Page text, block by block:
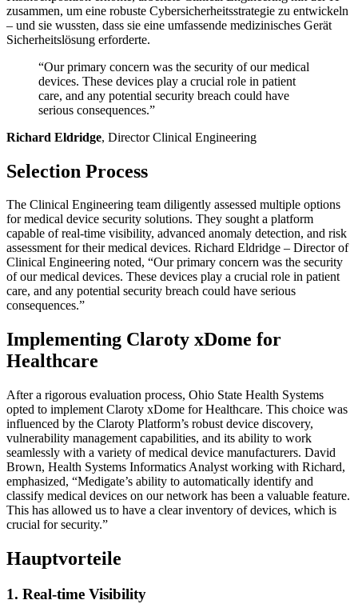
zusammen, um eine robuste Cybersicherheitsstrategie zu entwickeln
– und sie wussten, dass sie eine umfassende medizinisches Gerät
Sicherheitslösung erforderte.
“Our primary concern was the security of our medical
devices. These devices play a crucial role in patient
care, and any potential security breach could have
serious consequences.”
Richard Eldridge, Director Clinical Engineering
Selection Process
The Clinical Engineering team diligently assessed multiple options
for medical device security solutions. They sought a platform
capable of real-time visibility, advanced anomaly detection, and risk
assessment for their medical devices. Richard Eldridge – Director of
Clinical Engineering noted, “Our primary concern was the security
of our medical devices. These devices play a crucial role in patient
care, and any potential security breach could have serious
consequences.”
Implementing Claroty xDome for
Healthcare
After a rigorous evaluation process, Ohio State Health Systems
opted to implement Claroty xDome for Healthcare. This choice was
influenced by the Claroty Platform’s robust device discovery,
vulnerability management capabilities, and its ability to work
seamlessly with a variety of medical device manufacturers. David
Brown, Health Systems Informatics Analyst working with Richard,
emphasized, “Medigate’s ability to automatically identify and
classify medical devices on our network has been a valuable feature.
This has allowed us to have a clear inventory of devices, which is
crucial for security.”
Hauptvorteile
1. Real-time Visibility